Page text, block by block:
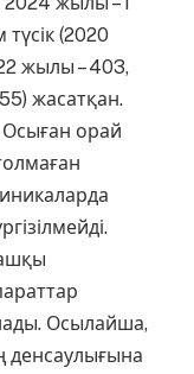
(2020
жылы – 403,
жасатқан.
Осыған орай
Осылай­ша,
денсау­лығына